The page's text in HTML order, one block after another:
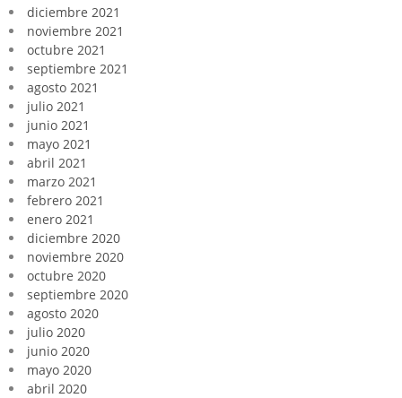
diciembre 2021
noviembre 2021
octubre 2021
septiembre 2021
agosto 2021
julio 2021
junio 2021
mayo 2021
abril 2021
marzo 2021
febrero 2021
enero 2021
diciembre 2020
noviembre 2020
octubre 2020
septiembre 2020
agosto 2020
julio 2020
junio 2020
mayo 2020
abril 2020